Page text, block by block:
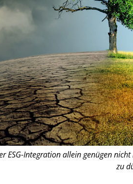
ESG-Integration allein genügen
zu